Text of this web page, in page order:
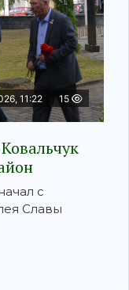
11:22 15
с
Славы